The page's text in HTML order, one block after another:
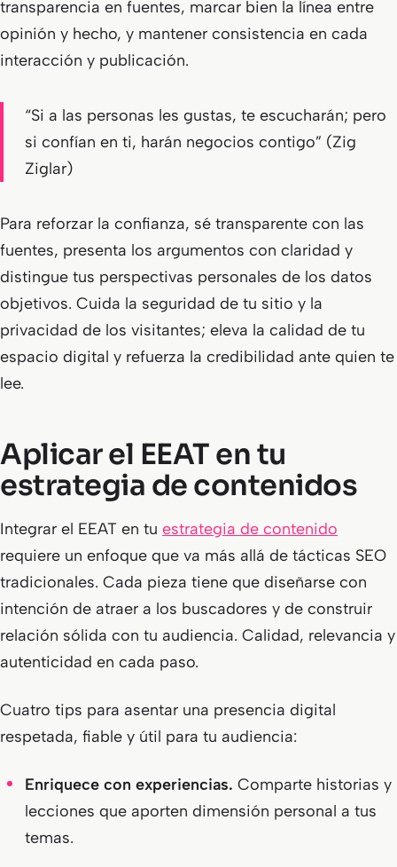
transparencia en fuentes, marcar bien la línea entre
opinión y hecho, y mantener consistencia en cada
interacción y publicación.
“Si a las personas les gustas, te escucharán; pero
si confían en ti, harán negocios contigo” (Zig
Ziglar)
Para reforzar la confianza, sé transparente con las
fuentes, presenta los argumentos con claridad y
distingue tus perspectivas personales de los datos
objetivos. Cuida la seguridad de tu sitio y la
privacidad de los visitantes; eleva la calidad de tu
espacio digital y refuerza la credibilidad ante quien te
lee.
Aplicar el EEAT en tu
estrategia de contenidos
Integrar el EEAT en tu estrategia de contenido
requiere un enfoque que va más allá de tácticas SEO
tradicionales. Cada pieza tiene que diseñarse con
intención de atraer a los buscadores y de construir
relación sólida con tu audiencia. Calidad, relevancia y
autenticidad en cada paso.
Cuatro tips para asentar una presencia digital
respetada, fiable y útil para tu audiencia:
Enriquece con experiencias. Comparte historias y
lecciones que aporten dimensión personal a tus
temas.